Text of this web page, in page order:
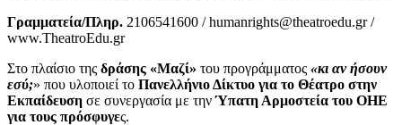
Γραμματεία/Πληρ. 2106541600 / humanrights@theatroedu.gr /
www.TheatroEdu.gr
Στο πλαίσιο της δράσης «Μαζί» του προγράμματος «κι αν ήσουν
εσύ;» που υλοποιεί το Πανελλήνιο Δίκτυο για το Θέατρο στην
Εκπαίδευση σε συνεργασία με τηνΎπατη Αρμοστεία του ΟΗΕ
για τους πρόσφυγες.